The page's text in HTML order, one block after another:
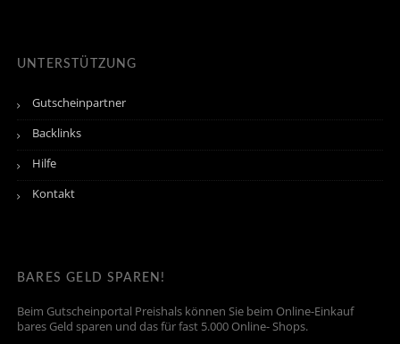
UNTERSTÜTZUNG
Gutscheinpartner
Backlinks
Hilfe
Kontakt
BARES GELD SPAREN!
Beim Gutscheinportal Preishals können Sie beim Online-Einkauf
bares Geld sparen und das für fast 5.000 Online- Shops.